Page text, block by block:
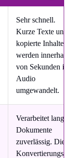
Sehr schnell.
Kurze Texte und
kopierte Inhalte
werden innerhalb
von Sekunden in
Audio
umgewandelt.
Verarbeitet lange
Dokumente
zuverlässig. Die